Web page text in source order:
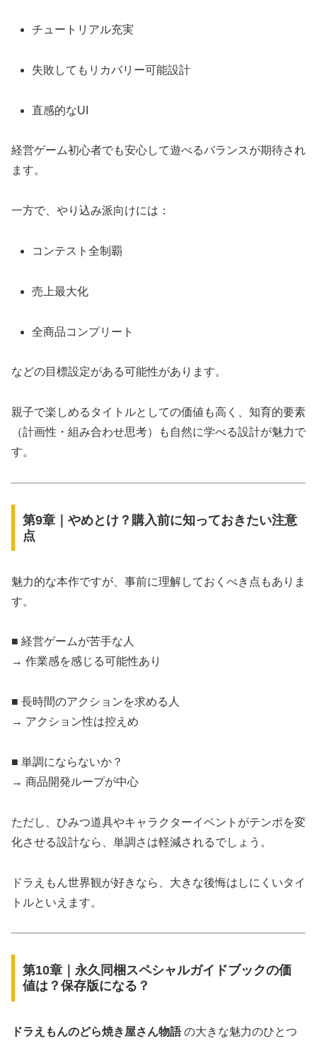
チュートリアル充実
失敗してもリカバリー可能設計
直感的なUI
経営ゲーム初心者でも安心して遊べるバランスが期待され
ます。
一方で、やり込み派向けには：
コンテスト全制覇
売上最大化
全商品コンプリート
などの目標設定がある可能性があります。
親子で楽しめるタイトルとしての価値も高く、知育的要素
（計画性・組み合わせ思考）も自然に学べる設計が魅力で
す。
第9章｜やめとけ？購入前に知っておきたい注意
点
魅力的な本作ですが、事前に理解しておくべき点もありま
す。
■ 経営ゲームが苦手な人
→ 作業感を感じる可能性あり
■ 長時間のアクションを求める人
→ アクション性は控えめ
■ 単調にならないか？
→ 商品開発ループが中心
ただし、ひみつ道具やキャラクターイベントがテンポを変
化させる設計なら、単調さは軽減されるでしょう。
ドラえもん世界観が好きなら、大きな後悔はしにくいタイ
トルといえます。
第10章｜永久同梱スペシャルガイドブックの価
値は？保存版になる？
ドラえもんのどら焼き屋さん物語の大きな魅力のひとつ